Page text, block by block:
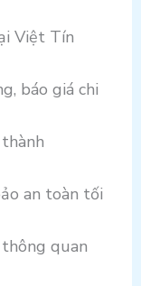
Việt Tín
báo giá chi
an toàn tối
quan